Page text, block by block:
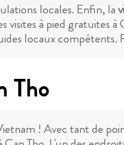
locales. Enfin, la
à pied gratuites
locaux compétents.
Tho
! Avec tant de